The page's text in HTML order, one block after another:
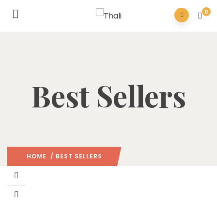
0
Best Sellers
HOME / BEST SELLERS